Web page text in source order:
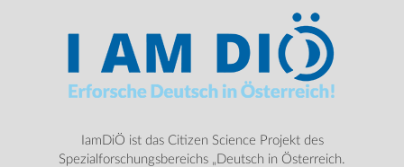
IamDiÖ ist das Citizen Science Projekt des
Spezialforschungsbereichs „Deutsch in Österreich.